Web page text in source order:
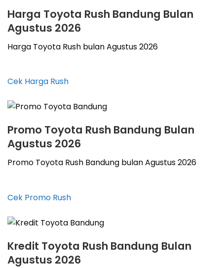
Harga Toyota Rush Bandung Bulan
Agustus 2026
Harga Toyota Rush bulan Agustus 2026
Cek Harga Rush
Promo Toyota Rush Bandung Bulan
Agustus 2026
Promo Toyota Rush Bandung bulan Agustus 2026
Cek Promo Rush
Kredit Toyota Rush Bandung Bulan
Agustus 2026